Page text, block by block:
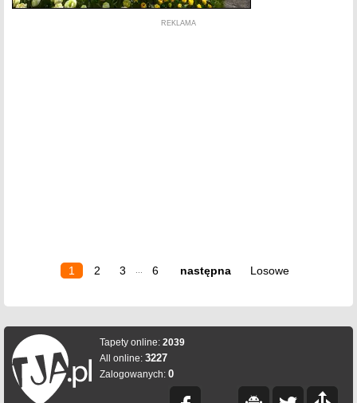
REKLAMA
1 2 3 6 następna Losowe
Tapety online: 2039
All online: 3227
Zalogowanych: 0